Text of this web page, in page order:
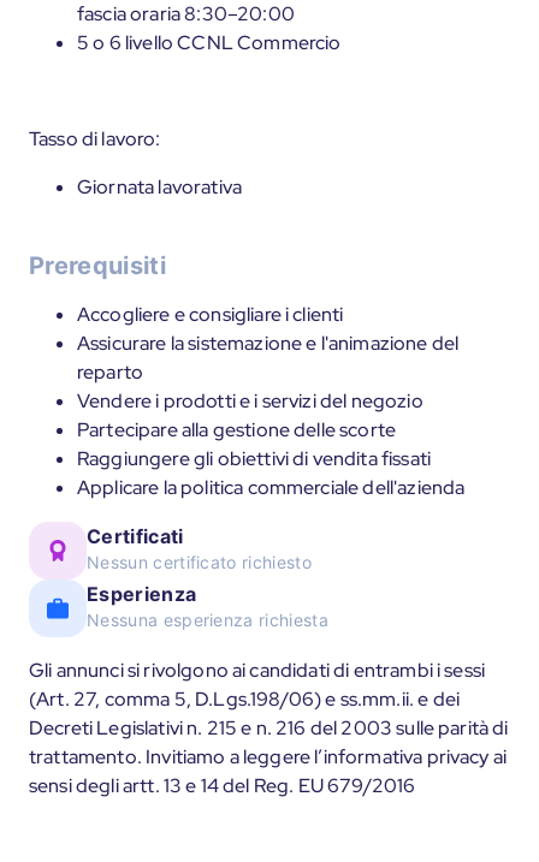
fascia oraria 8:30–20:00
5 o 6 livello CCNL Commercio
Tasso di lavoro:
Giornata lavorativa
Prerequisiti
Accogliere e consigliare i clienti
Assicurare la sistemazione e l'animazione del
reparto
Vendere i prodotti e i servizi del negozio
Partecipare alla gestione delle scorte
Raggiungere gli obiettivi di vendita fissati
Applicare la politica commerciale dell'azienda
Certificati
Nessun certificato richiesto
Esperienza
Nessuna esperienza richiesta
Gli annunci si rivolgono ai candidati di entrambi i sessi
(Art. 27, comma 5, D.Lgs.198/06) e ss.mm.ii. e dei
Decreti Legislativi n. 215 e n. 216 del 2003 sulle parità di
trattamento. Invitiamo a leggere l’informativa privacy ai
sensi degli artt. 13 e 14 del Reg. EU 679/2016